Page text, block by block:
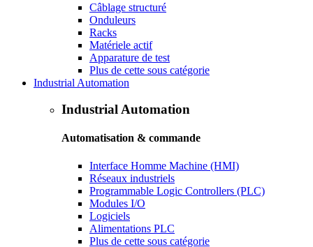
Câblage structuré
Onduleurs
Racks
Matériele actif
Apparature de test
Plus de cette sous catégorie
Industrial Automation
Industrial Automation
Automatisation & commande
Interface Homme Machine (HMI)
Réseaux industriels
Programmable Logic Controllers (PLC)
Modules I/O
Logiciels
Alimentations PLC
Plus de cette sous catégorie